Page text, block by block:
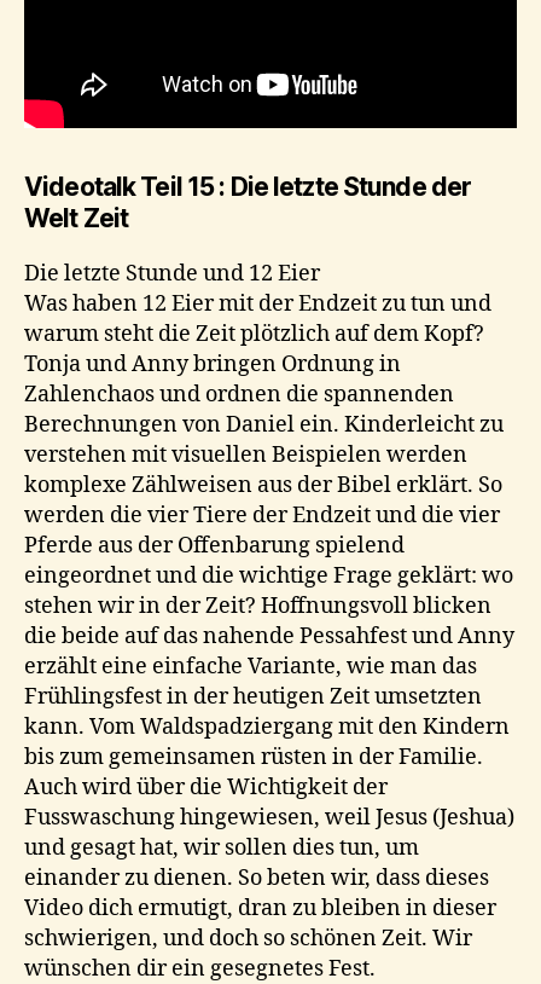
Videotalk Teil 15 : Die letzte Stunde der
Welt Zeit
Die letzte Stunde und 12 Eier
Was haben 12 Eier mit der Endzeit zu tun und
warum steht die Zeit plötzlich auf dem Kopf?
Tonja und Anny bringen Ordnung in
Zahlenchaos und ordnen die spannenden
Berechnungen von Daniel ein. Kinderleicht zu
verstehen mit visuellen Beispielen werden
komplexe Zählweisen aus der Bibel erklärt. So
werden die vier Tiere der Endzeit und die vier
Pferde aus der Offenbarung spielend
eingeordnet und die wichtige Frage geklärt: wo
stehen wir in der Zeit? Hoffnungsvoll blicken
die beide auf das nahende Pessahfest und Anny
erzählt eine einfache Variante, wie man das
Frühlingsfest in der heutigen Zeit umsetzten
kann. Vom Waldspadziergang mit den Kindern
bis zum gemeinsamen rüsten in der Familie.
Auch wird über die Wichtigkeit der
Fusswaschung hingewiesen, weil Jesus (Jeshua)
und gesagt hat, wir sollen dies tun, um
einander zu dienen. So beten wir, dass dieses
Video dich ermutigt, dran zu bleiben in dieser
schwierigen, und doch so schönen Zeit. Wir
wünschen dir ein gesegnetes Fest.